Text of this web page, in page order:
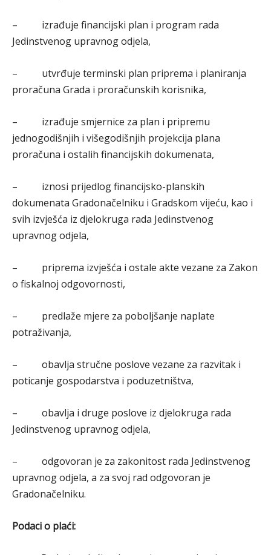
– izrađuje financijski plan i program rada
Jedinstvenog upravnog odjela,
– utvrđuje terminski plan priprema i planiranja
proračuna Grada i proračunskih korisnika,
– izrađuje smjernice za plan i pripremu
jednogodišnjih i višegodišnjih projekcija plana
proračuna i ostalih financijskih dokumenata,
– iznosi prijedlog financijsko-planskih
dokumenata Gradonačelniku i Gradskom vijeću, kao i
svih izvješća iz djelokruga rada Jedinstvenog
upravnog odjela,
– priprema izvješća i ostale akte vezane za Zakon
o fiskalnoj odgovornosti,
– predlaže mjere za poboljšanje naplate
potraživanja,
– obavlja stručne poslove vezane za razvitak i
poticanje gospodarstva i poduzetništva,
– obavlja i druge poslove iz djelokruga rada
Jedinstvenog upravnog odjela,
– odgovoran je za zakonitost rada Jedinstvenog
upravnog odjela, a za svoj rad odgovoran je
Gradonačelniku.
Podaci o plaći: